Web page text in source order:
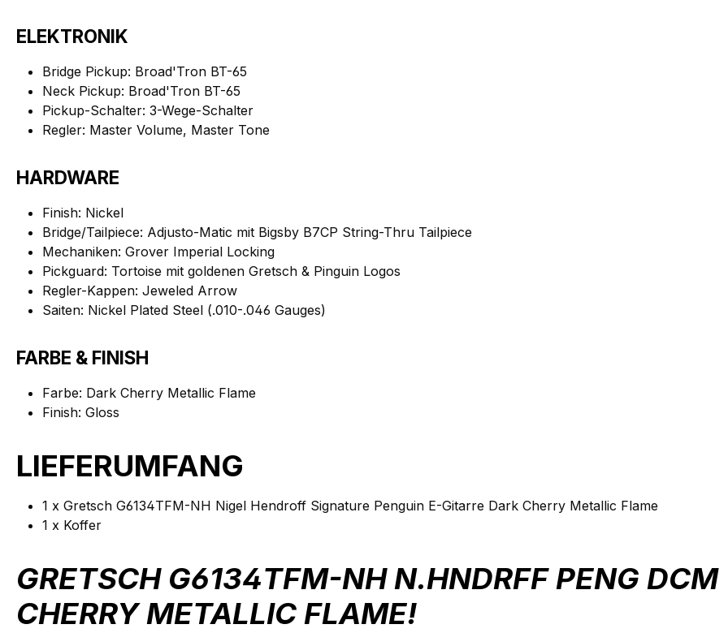
ELEKTRONIK
Bridge Pickup: Broad'Tron BT-65
Neck Pickup: Broad'Tron BT-65
Pickup-Schalter: 3-Wege-Schalter
Regler: Master Volume, Master Tone
HARDWARE
Finish: Nickel
Bridge/Tailpiece: Adjusto-Matic mit Bigsby B7CP String-Thru Tailpiece
Mechaniken: Grover Imperial Locking
Pickguard: Tortoise mit goldenen Gretsch & Pinguin Logos
Regler-Kappen: Jeweled Arrow
Saiten: Nickel Plated Steel (.010-.046 Gauges)
FARBE & FINISH
Farbe: Dark Cherry Metallic Flame
Finish: Gloss
LIEFERUMFANG
1 x Gretsch G6134TFM-NH Nigel Hendroff Signature Penguin E-Gitarre Dark Cherry Metallic Flame
1 x Koffer
GRETSCH G6134TFM-NH N.HNDRFF PENG
CHERRY METALLIC FLAME!